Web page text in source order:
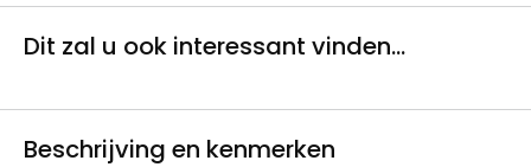
Dit zal u ook interessant vinden...
Beschrijving en kenmerken